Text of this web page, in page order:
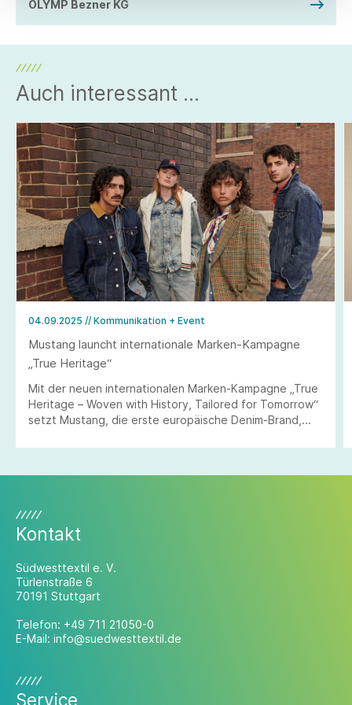
OLYMP Bezner KG
Auch interessant ...
04.09.2025 // Kommunikation + Event
Mustang launcht internationale Marken-Kampagne
„True Heritage“
Mit der neuen internationalen Marken-Kampagne „True
Heritage – Woven with History, Tailored for Tomorrow“
setzt Mustang, die erste europäische Denim-Brand,
Building und Internationalisierung.
Kontakt
Südwesttextil e. V.
Türlenstraße 6
70191 Stuttgart
Telefon: +49 711 21050-0
E-Mail: info@suedwesttextil.de
Service